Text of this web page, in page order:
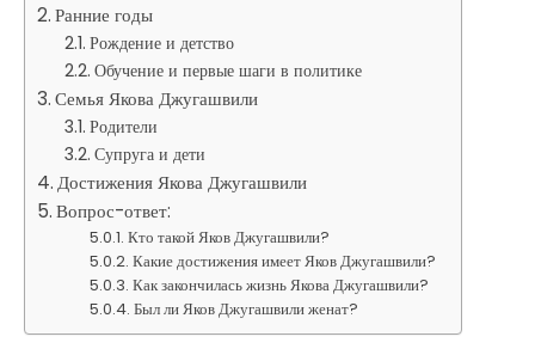
Ранние годы
Рождение и детство
Обучение и первые шаги в политике
Семья Якова Джугашвили
Родители
Супруга и дети
Достижения Якова Джугашвили
Вопрос-ответ:
Кто такой Яков Джугашвили?
Какие достижения имеет Яков Джугашвили?
Как закончилась жизнь Якова Джугашвили?
Был ли Яков Джугашвили женат?